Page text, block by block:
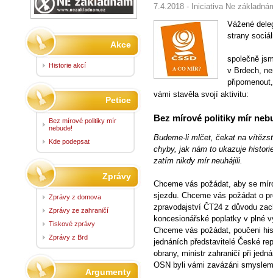
7.4.2018 - Iniciativa Ne
Vážené
strany
společně
v Brdech,
vámi stavěla svojí aktivitu:
Bez mírové politiky mír
Budeme-li mlčet, čekat na
chyby, jak nám to ukazuje
zatím nikdy mír neuhájili.
Chceme vás požádat, aby se
sjezdu. Chceme vás požádat o
zpravodajství ČT24 z důvodu
koncesionářské poplatky v plné
Chceme vás požádat, poučeni
jednáních představitelé České
obrany, ministr zahraničí při
OSN byli vámi zavázáni
Akce
Historie akcí
Petice
Bez mírové politiky mír
nebude!
Kde podepsat
Zprávy
Zprávy z domova
Zprávy ze zahraničí
Tiskové zprávy
Zprávy z Brd
Argumenty